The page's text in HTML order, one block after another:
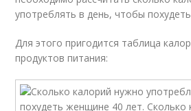
употреблять в день, чтобы
Для этого пригодится таблица
продуктов питания: